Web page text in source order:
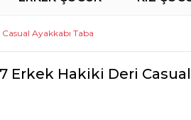
Ayakkabı Taba
Erkek Hakiki Deri